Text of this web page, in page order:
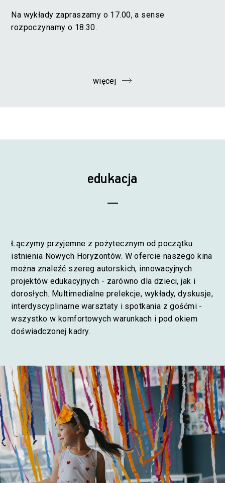
Na wykłady zapraszamy o 17.00, a sense
rozpoczynamy o 18.30.
więcej
edukacja
Łączymy przyjemne z pożytecznym od początku
istnienia Nowych Horyzontów. W ofercie naszego kina
można znaleźć szereg autorskich, innowacyjnych
projektów edukacyjnych - zarówno dla dzieci, jak i
dorosłych. Multimedialne prelekcje, wykłady, dyskusje,
interdyscyplinarne warsztaty i spotkania z gośćmi -
wszystko w komfortowych warunkach i pod okiem
doświadczonej kadry.